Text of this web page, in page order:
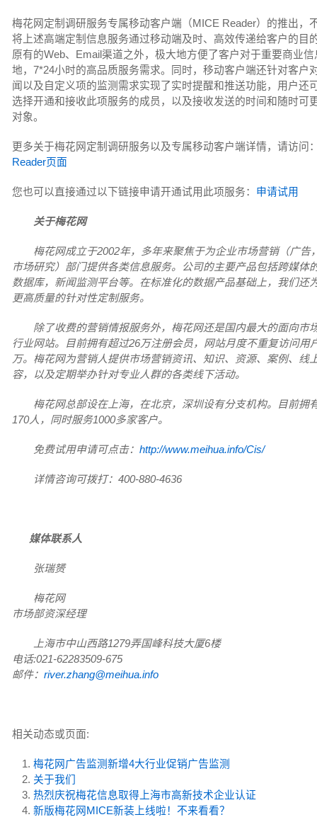
梅花网定制调研服务专属移动客户端（MICE Reader）的推出，
将上述高端定制信息服务通过移动端及时、高效传递给客户的目
原有的Web、Email渠道之外，极大地方便了客户对于重要商业信
地，7*24小时的高品质服务需求。同时，移动客户端还针对客户
闻以及自定义项的监测需求实现了实时提醒和推送功能，用户还
选择开通和接收此项服务的成员，以及接收发送的时间和随时可
对象。
更多关于梅花网定制调研服务以及专属移动客户端详情，请访问
Reader页面
您也可以直接通过以下链接申请开通试用此项服务： 申请试用
关于梅花网
梅花网成立于2002年，多年来聚焦于为企业市场营销（广告
市场研究）部门提供各类信息服务。公司的主要产品包括跨媒体
数据库，新闻监测平台等。在标准化的数据产品基础上，我们还
更高质量的针对性定制服务。
除了收费的营销情报服务外，梅花网还是国内最大的面向市
行业网站。目前拥有超过26万注册会员，网站月度不重复访问用
万。梅花网为营销人提供市场营销资讯、知识、资源、案例、线
容，以及定期举办针对专业人群的各类线下活动。
梅花网总部设在上海，在北京，深圳设有分支机构。目前拥
170人，同时服务1000多家客户。
免费试用申请可点击： http://www.meihua.info/Cis/
详情咨询可拨打：400-880-4636
媒体联系人
张瑞赟
梅花网
市场部资深经理
上海市中山西路1279弄国峰科技大厦6楼
电话:021-62283509-675
邮件： river.zhang@meihua.info
相关动态或页面:
梅花网广告监测新增4大行业促销广告监测
关于我们
热烈庆祝梅花信息取得上海市高新技术企业认证
新版梅花网MICE新装上线啦！不来看看？